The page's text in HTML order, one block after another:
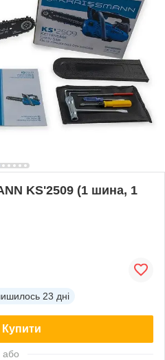
KS'2509 (1 шина, 1
23 дні
Купити
або